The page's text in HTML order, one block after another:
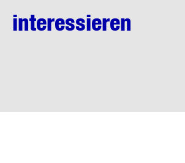
interessieren